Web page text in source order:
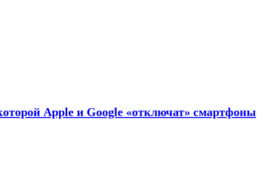
Apple и Google «отключат» смартфоны